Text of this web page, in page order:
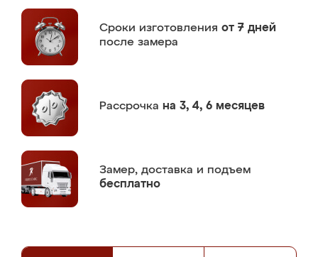
Сроки изготовления от 7 дней
после замера
Рассрочка на 3, 4, 6 месяцев
Замер, доставка и подъем
бесплатно